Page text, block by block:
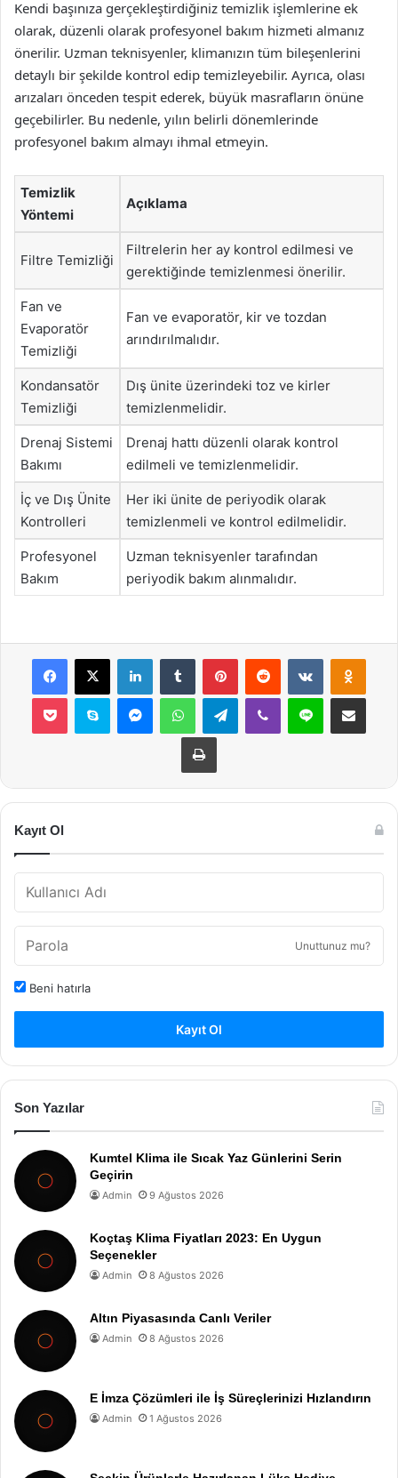
Kendi başınıza gerçekleştirdiğiniz temizlik işlemlerine ek
olarak, düzenli olarak profesyonel bakım hizmeti almanız
önerilir. Uzman teknisyenler, klimanızın tüm bileşenlerini
detaylı bir şekilde kontrol edip temizleyebilir. Ayrıca, olası
arızaları önceden tespit ederek, büyük masrafların önüne
geçebilirler. Bu nedenle, yılın belirli dönemlerinde
profesyonel bakım almayı ihmal etmeyin.
Temizlik
Yöntemi
Açıklama
Filtre Temizliği
Filtrelerin her ay kontrol edilmesi ve
gerektiğinde temizlenmesi önerilir.
Fan ve
Evaporatör
Temizliği
Fan ve evaporatör, kir ve tozdan
arındırılmalıdır.
Kondansatör
Temizliği
Dış ünite üzerindeki toz ve kirler
temizlenmelidir.
Drenaj Sistemi
Bakımı
Drenaj hattı düzenli olarak kontrol
edilmeli ve temizlenmelidir.
İç ve Dış Ünite
Kontrolleri
Her iki ünite de periyodik olarak
temizlenmeli ve kontrol edilmelidir.
Profesyonel
Bakım
Uzman teknisyenler tarafından
periyodik bakım alınmalıdır.
Facebook
X LinkedInTumblr PinterestReddit VKontakte
Pocket Skype MessengerWhatsAppTelegramViber Line E-Posta ile
Yazdır
Kayıt Ol
Unuttunuz mu?
Beni hatırla
Kayıt Ol
Son Yazılar
Kumtel Klima ile Sıcak Yaz Günlerini Serin
Geçirin
Admin 9 Ağustos 2026
Koçtaş Klima Fiyatları 2023: En Uygun
Seçenekler
Admin 8 Ağustos 2026
Altın Piyasasında Canlı Veriler
Admin 8 Ağustos 2026
E İmza Çözümleri ile İş Süreçlerinizi Hızlandırın
Admin 1 Ağustos 2026